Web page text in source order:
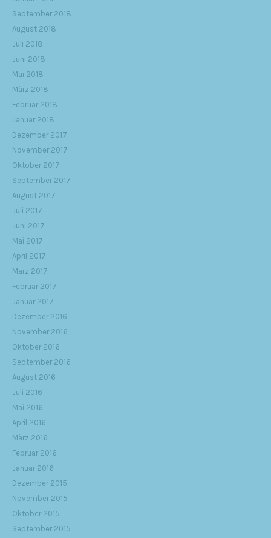
September 2018
August 2018
Juli 2018
Juni 2018
Mai 2018
März 2018
Februar 2018
Januar 2018
Dezember 2017
November 2017
Oktober 2017
September 2017
August 2017
Juli 2017
Juni 2017
Mai 2017
April 2017
März 2017
Februar 2017
Januar 2017
Dezember 2016
November 2016
Oktober 2016
September 2016
August 2016
Juli 2016
Mai 2016
April 2016
März 2016
Februar 2016
Januar 2016
Dezember 2015
November 2015
Oktober 2015
September 2015